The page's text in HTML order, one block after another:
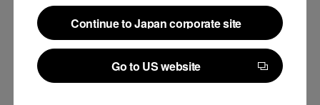
Continue to Japan corporate site
Continue to Japan corporate site
Go to US website
Go to US website
たり、それぞれが異なる場所に保管されていたりすると、関連契
約書の存在を把握することが困難です。また、必要な契約書を探
し出すのに時間がかかり、業務効率が低下するという課題があり
ました。